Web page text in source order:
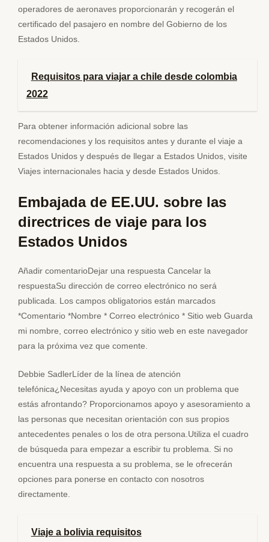
operadores de aeronaves proporcionarán y recogerán el
certificado del pasajero en nombre del Gobierno de los
Estados Unidos.
Requisitos para viajar a chile desde colombia
2022
Para obtener información adicional sobre las
recomendaciones y los requisitos antes y durante el viaje a
Estados Unidos y después de llegar a Estados Unidos, visite
Viajes internacionales hacia y desde Estados Unidos.
Embajada de EE.UU. sobre las
directrices de viaje para los
Estados Unidos
Añadir comentarioDejar una respuesta Cancelar la
respuestaSu dirección de correo electrónico no será
publicada. Los campos obligatorios están marcados
*Comentario *Nombre * Correo electrónico * Sitio web Guarda
mi nombre, correo electrónico y sitio web en este navegador
para la próxima vez que comente.
Debbie SadlerLíder de la línea de atención
telefónica¿Necesitas ayuda y apoyo con un problema que
estás afrontando? Proporcionamos apoyo y asesoramiento a
las personas que necesitan orientación con sus propios
antecedentes penales o los de otra persona.Utiliza el cuadro
de búsqueda para empezar a escribir tu problema. Si no
encuentra una respuesta a su problema, se le ofrecerán
opciones para ponerse en contacto con nosotros
directamente.
Viaje a bolivia requisitos